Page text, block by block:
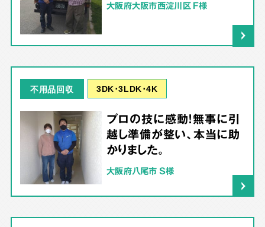
大阪府大阪市西淀川区 F様
不用品回収 3DK･3LDK･4K
プロの技に感動！無事に引
越し準備が整い、本当に助
かりました。
大阪府八尾市 S様